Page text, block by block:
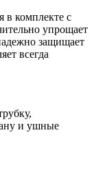
в комплекте с
упрощает
защищает
всегда
и ушные